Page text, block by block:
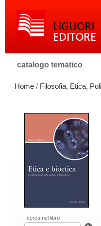
catalogo tematico
Home / Filosofia, Etica,
cerca nel libro